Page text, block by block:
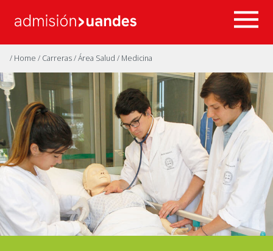
/ Home / Carreras/ Área Salud / Medicina